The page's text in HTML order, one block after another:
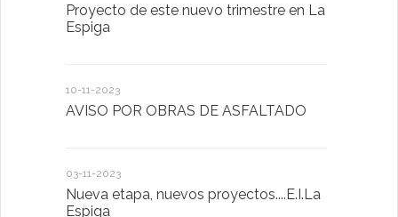
Proyecto de este nuevo trimestre en La
Espiga
10-11-2023
AVISO POR OBRAS DE ASFALTADO
03-11-2023
Nueva etapa, nuevos proyectos....E.I.La
Espiga